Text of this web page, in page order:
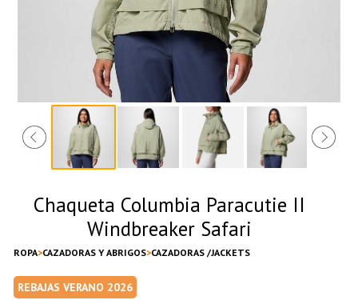
Chaqueta Columbia Paracutie II
Windbreaker Safari
ROPA CAZADORAS Y ABRIGOS CAZADORAS /JACKETS
REBAJAS VERANO 2026